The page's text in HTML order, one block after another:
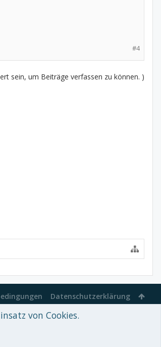
#4
sein, um Beiträge verfassen zu können. )
Datenschutzerklärung
von Cookies.